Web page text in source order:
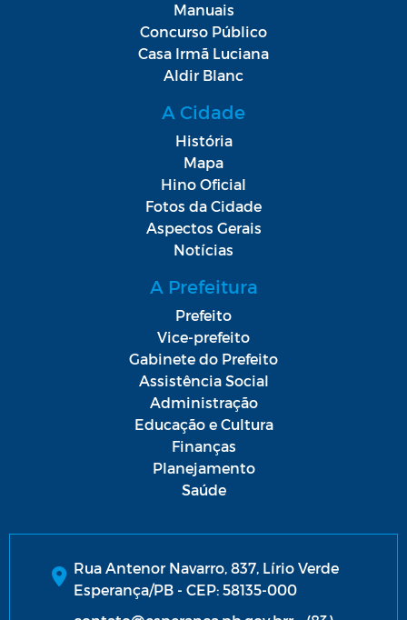
Manuais
Concurso Público
Casa Irmã Luciana
Aldir Blanc
A Cidade
História
Mapa
Hino Oficial
Fotos da Cidade
Aspectos Gerais
Notícias
A Prefeitura
Prefeito
Vice-prefeito
Gabinete do Prefeito
Assistência Social
Administração
Educação e Cultura
Finanças
Planejamento
Saúde
Rua Antenor Navarro, 837, Lírio Verde
Esperança/PB - CEP: 58135-000